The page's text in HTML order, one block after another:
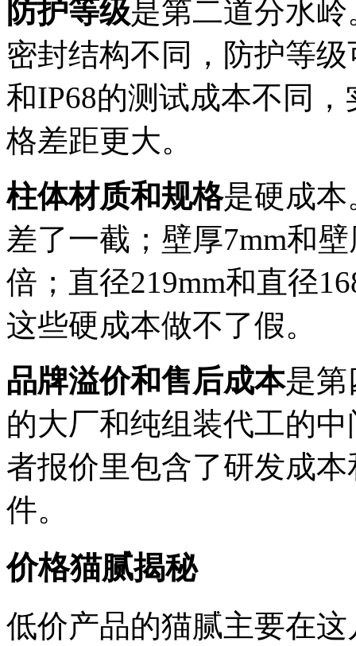
防护等级是第二道分水
密封结构不同，防护等
和IP68的测试成本不同
格差距更大。
柱体材质和规格是硬成本
差了一截；壁厚7mm和
倍；直径219mm和直径
这些硬成本做不了假。
品牌溢价和售后成本是第
的大厂和纯组装代工的
者报价里包含了研发成
件。
价格猫腻揭秘
低价产品的猫腻主要在